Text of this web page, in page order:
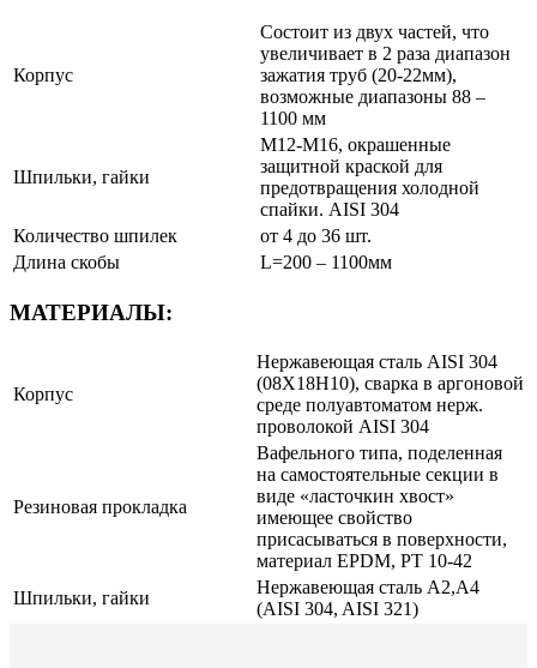
Корпус
Cостоит из двух частей, что
увеличивает в 2 раза диапазон
зажатия труб (20-22мм),
возможные диапазоны 88 –
1100 мм
Шпильки, гайки
М12-М16, окрашенные
защитной краской для
предотвращения холодной
спайки. AISI 304
Количество шпилек
от 4 до 36 шт.
Длина скобы
L=200 – 1100мм
МАТЕРИАЛЫ:
Корпус
Нержавеющая сталь AISI 304
(08Х18Н10), сварка в аргоновой
среде полуавтоматом нерж.
проволокой AISI 304
Резиновая прокладка
Вафельного типа, поделенная
на самостоятельные секции в
виде «ласточкин хвост»
имеющее свойство
присасываться в поверхности,
материал EPDM, РТ 10-42
Шпильки, гайки
Нержавеющая сталь A2,A4
(AISI 304, AISI 321)